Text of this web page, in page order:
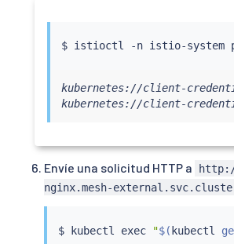
$ istioctl -n istio-system
kubernetes://client-
kubernetes://client-
Envíe una solicitud HTTP a
nginx.mesh-
$ kubectl exec "$(kubectl